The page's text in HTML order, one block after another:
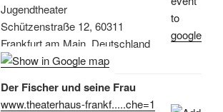
Jugendtheater
Schützenstraße 12, 60311
Frankfurt am Main, Deutschland
Der Fischer und seine Frau
www.theaterhaus-frankf.....che=1